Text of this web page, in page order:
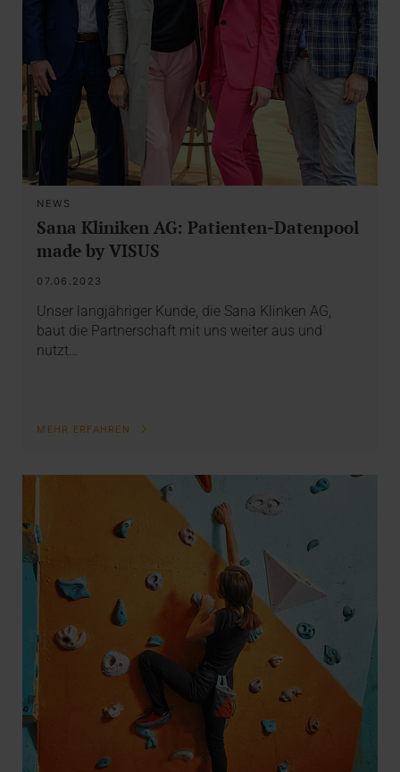
NEWS
Sana Kliniken AG: Patienten-Datenpool
made by VISUS
07.06.2023
Unser langjähriger Kunde, die Sana Klinken AG,
baut die Partnerschaft mit uns weiter aus und
nutzt…
MEHR ERFAHREN